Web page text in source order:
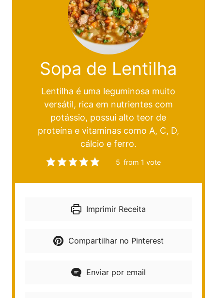
Sopa de Lentilha
Lentilha é uma leguminosa muito
versátil, rica em nutrientes com
potássio, possui alto teor de
proteína e vitaminas como A, C, D,
cálcio e ferro.
5 from 1 vote
Imprimir Receita
Compartilhar no Pinterest
Enviar por email